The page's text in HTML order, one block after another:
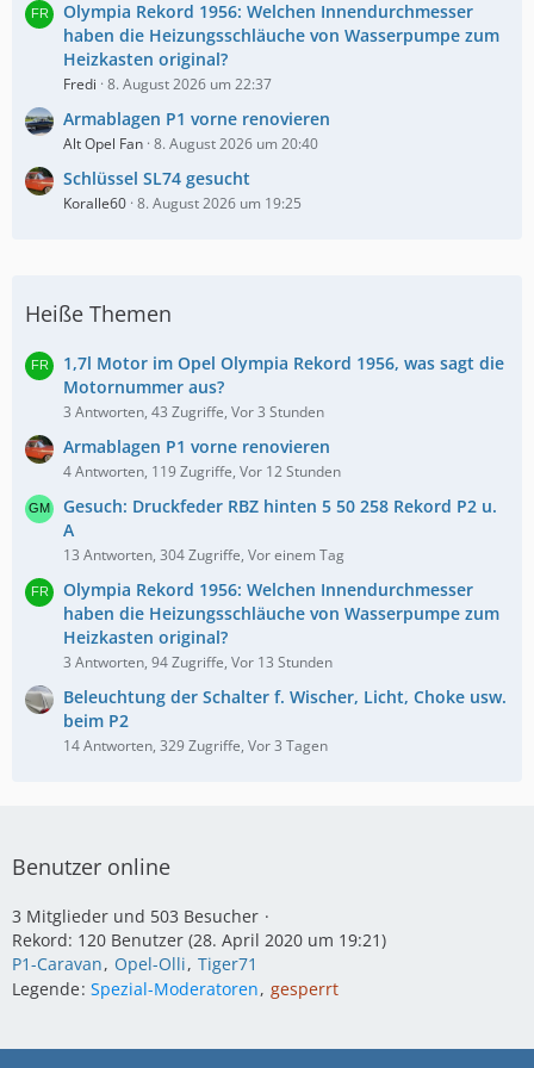
e
Olympia Rekord 1956: Welchen Innendurchmesser
haben die Heizungsschläuche von Wasserpumpe zum
Heizkasten original?
Fredi 8. August 2026 um 22:37
Armablagen P1 vorne renovieren
Alt Opel Fan 8. August 2026 um 20:40
Schlüssel SL74 gesucht
Koralle60 8. August 2026 um 19:25
Heiße Themen
1,7l Motor im Opel Olympia Rekord 1956, was sagt die
Motornummer aus?
3 Antworten, 43 Zugriffe, Vor 3 Stunden
Armablagen P1 vorne renovieren
4 Antworten, 119 Zugriffe, Vor 12 Stunden
Gesuch: Druckfeder RBZ hinten 5 50 258 Rekord P2 u.
A
13 Antworten, 304 Zugriffe, Vor einem Tag
Olympia Rekord 1956: Welchen Innendurchmesser
haben die Heizungsschläuche von Wasserpumpe zum
Heizkasten original?
3 Antworten, 94 Zugriffe, Vor 13 Stunden
Beleuchtung der Schalter f. Wischer, Licht, Choke usw.
beim P2
14 Antworten, 329 Zugriffe, Vor 3 Tagen
Benutzer online
3 Mitglieder und 503 Besucher
Rekord: 120 Benutzer (28. April 2020 um 19:21)
P1-Caravan
Opel-Olli Tiger71
Legende Spezial-Moderatoren gesperrt